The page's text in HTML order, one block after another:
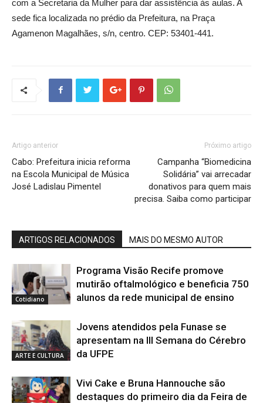
com a Secretaria da Mulher para dar assistência às aulas. A
sede fica localizada no prédio da Prefeitura, na Praça
Agamenon Magalhães, s/n, centro. CEP: 53401-441.
Artigo anterior
Cabo: Prefeitura inicia reforma
na Escola Municipal de Música
José Ladislau Pimentel
Próximo artigo
Campanha “Biomedicina
Solidária” vai arrecadar
donativos para quem mais
precisa. Saiba como participar
ARTIGOS RELACIONADOS MAIS DO MESMO AUTOR
Cotidiano
Programa Visão Recife promove
mutirão oftalmológico e beneficia 750
alunos da rede municipal de ensino
ARTE E CULTURA
Jovens atendidos pela Funase se
apresentam na III Semana do Cérebro
da UFPE
Vivi Cake e Bruna Hannouche são
destaques do primeiro dia da Feira de